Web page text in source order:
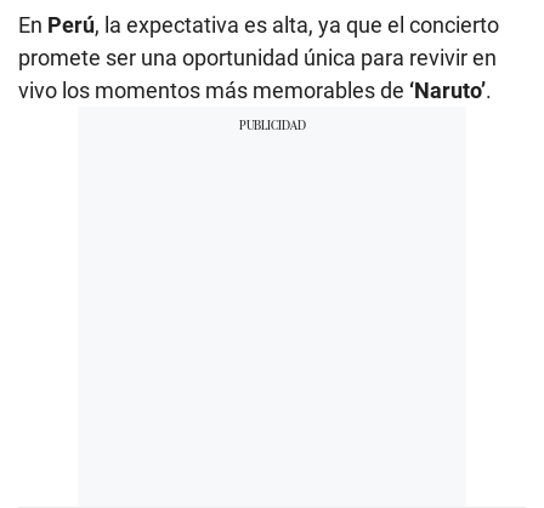
En Perú, la expectativa es alta, ya que el concierto
promete ser una oportunidad única para revivir en
vivo los momentos más memorables de ‘Naruto’.